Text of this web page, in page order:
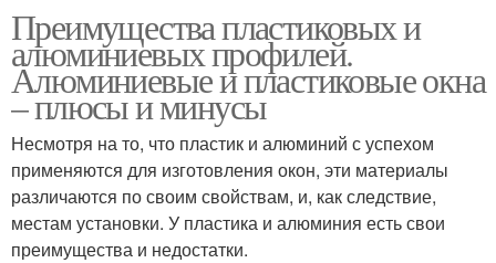
Преимущества пластиковых и
алюминиевых профилей.
Алюминиевые и пластиковые окна
– плюсы и минусы
Несмотря на то, что пластик и алюминий с успехом
применяются для изготовления окон, эти материалы
различаются по своим свойствам, и, как следствие,
местам установки. У пластика и алюминия есть свои
преимущества и недостатки.